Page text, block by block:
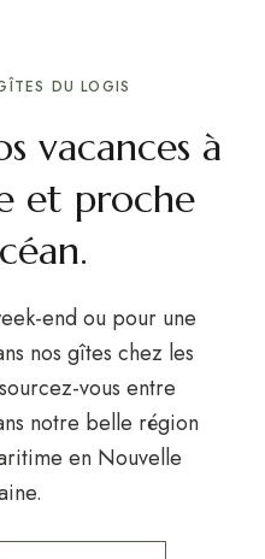
DU LOGIS
vacances à
et proche
end ou pour une
nos gîtes chez les
vous entre
notre belle région
en Nouvelle